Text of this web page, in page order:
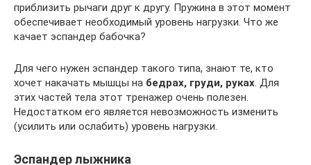
приблизить рычаги друг к другу. Пружина в этот момент
обеспечивает необходимый уровень нагрузки. Что же
качает эспандер бабочка?
Для чего нужен эспандер такого типа, знают те, кто
хочет накачать мышцы на бедрах, груди, руках. Для
этих частей тела этот тренажер очень полезен.
Недостатком его является невозможность изменить
(усилить или ослабить) уровень нагрузки.
Эспандер лыжника